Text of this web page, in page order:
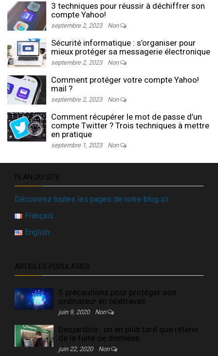
3 techniques pour réussir à déchiffrer son
compte Yahoo!
septembre 2, 2023 Non
Sécurité informatique : s’organiser pour
mieux protéger sa messagerie électronique
septembre 2, 2023 Non
Comment protéger votre compte Yahoo!
mail ?
septembre 2, 2023 Non
Comment récupérer le mot de passe d’un
compte Twitter ? Trois techniques à mettre
en pratique
septembre 1, 2023 Non
PLAN DU SITE
Découvrez toutes les pages de notre blog ici
Français
English
ARTICLES POPULAIRES
5 précautions pour protéger son
ordinateur en télétravail
juin 9, 2020 Non
Desjardins : un an plus tard que retenir
de la fuite de données
juin 22, 2020 Non